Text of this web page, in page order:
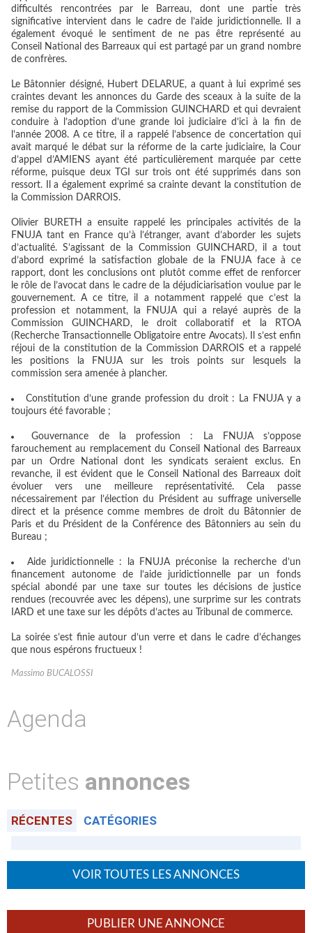
difficultés rencontrées par le Barreau, dont une partie très
significative intervient dans le cadre de l’aide juridictionnelle. Il a
également évoqué le sentiment de ne pas être représenté au
Conseil National des Barreaux qui est partagé par un grand nombre
de confrères.
Le Bâtonnier désigné, Hubert DELARUE, a quant à lui exprimé ses
craintes devant les annonces du Garde des sceaux à la suite de la
remise du rapport de la Commission GUINCHARD et qui devraient
conduire à l’adoption d’une grande loi judiciaire d’ici à la fin de
l’année 2008. A ce titre, il a rappelé l’absence de concertation qui
avait marqué le débat sur la réforme de la carte judiciaire, la Cour
d’appel d’AMIENS ayant été particulièrement marquée par cette
réforme, puisque deux TGI sur trois ont été supprimés dans son
ressort. Il a également exprimé sa crainte devant la constitution de
la Commission DARROIS.
Olivier BURETH a ensuite rappelé les principales activités de la
FNUJA tant en France qu’à l’étranger, avant d’aborder les sujets
d’actualité. S’agissant de la Commission GUINCHARD, il a tout
d’abord exprimé la satisfaction globale de la FNUJA face à ce
rapport, dont les conclusions ont plutôt comme effet de renforcer
le rôle de l’avocat dans le cadre de la déjudiciarisation voulue par le
gouvernement. A ce titre, il a notamment rappelé que c’est la
profession et notamment, la FNUJA qui a relayé auprès de la
Commission GUINCHARD, le droit collaboratif et la RTOA
(Recherche Transactionnelle Obligatoire entre Avocats). Il s’est enfin
réjoui de la constitution de la Commission DARROIS et a rappelé
les positions la FNUJA sur les trois points sur lesquels la
commission sera amenée à plancher.
Constitution d’une grande profession du droit : La FNUJA y a
toujours été favorable ;
Gouvernance de la profession : La FNUJA s’oppose
farouchement au remplacement du Conseil National des Barreaux
par un Ordre National dont les syndicats seraient exclus. En
revanche, il est évident que le Conseil National des Barreaux doit
évoluer vers une meilleure représentativité. Cela passe
nécessairement par l’élection du Président au suffrage universelle
direct et la présence comme membres de droit du Bâtonnier de
Paris et du Président de la Conférence des Bâtonniers au sein du
Bureau ;
Aide juridictionnelle : la FNUJA préconise la recherche d’un
financement autonome de l’aide juridictionnelle par un fonds
spécial abondé par une taxe sur toutes les décisions de justice
rendues (recouvrée avec les dépens), une surprime sur les contrats
IARD et une taxe sur les dépôts d’actes au Tribunal de commerce.
La soirée s’est finie autour d’un verre et dans le cadre d’échanges
que nous espérons fructueux !
Massimo BUCALOSSI
Agenda
Petites annonces
RÉCENTES CATÉGORIES
VOIR TOUTES LES ANNONCES
PUBLIER UNE ANNONCE